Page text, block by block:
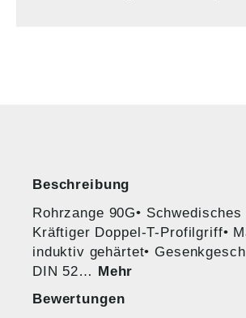
Beschreibung
Rohrzange 90G• Schwedisches
Kräftiger Doppel-T-Profilgriff•
induktiv gehärtet•
DIN 52… Mehr
Bewertungen